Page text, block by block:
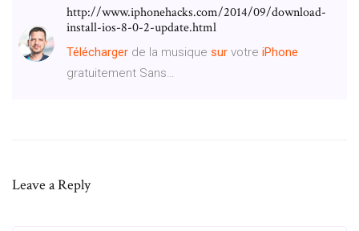
http://www.iphonehacks.com/2014/09/download-
install-ios-8-0-2-update.html
Télécharger de la musique sur votre iPhone
gratuitement Sans…
Leave a Reply